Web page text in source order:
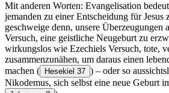
Mit anderen Worten: Evangelisation
jemanden zu einer Entscheidung für Jesus
geschweige denn, unsere Überzeugungen
Versuch, eine geistliche Neugeburt zu
wirkungslos wie Ezechiels Versuch, tote,
zusammenzunähen, um daraus einen
machen ( Hesekiel 37 ) – oder so
Nikodemus, sich selbst eine neue Geburt